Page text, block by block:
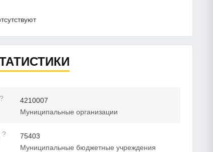
?
4210007
Муниципальные организации
?
75403
Муниципальные бюджетные учреждения